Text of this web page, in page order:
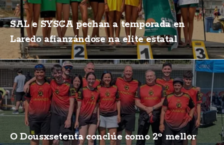
SAL e SYSCA pechan a temporada en
Laredo afianzándose na elite estatal
O Dousxsetenta conclúe como 2º mellor